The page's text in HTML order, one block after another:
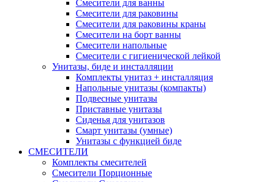
Смесители для ванны
Смесители для раковины
Смесители для раковины краны
Смесители на борт ванны
Смесители напольные
Смесители с гигиенической лейкой
Унитазы, биде и инсталляции
Комплекты унитаз + инсталляция
Напольные унитазы (компакты)
Подвесные унитазы
Приставные унитазы
Сиденья для унитазов
Смарт унитазы (умные)
Унитазы с функцией биде
СМЕСИТЕЛИ
Комплекты смесителей
Смесители Порционные